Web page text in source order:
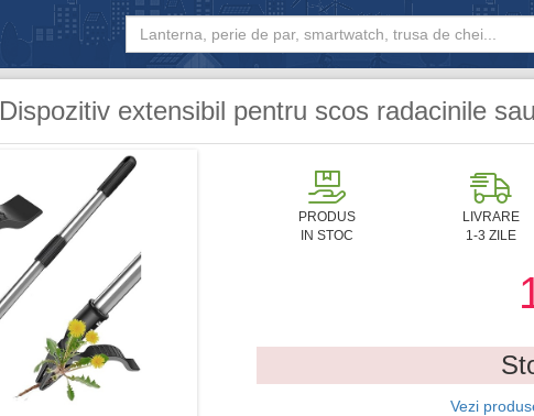
Dispozitiv extensibil pentru scos radacinile
PRODUS
IN STOC
LIVRARE
1-3 ZILE
Vezi